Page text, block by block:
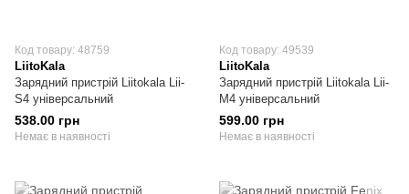
Код товару: 48759
LiitoKala
Зарядний пристрій Liitokala Lii-
S4 універсальний
538.00 грн
Немає в наявності
Код товару: 49539
LiitoKala
Зарядний пристрій Liitokala Lii-
M4 універсальний
599.00 грн
Немає в наявності